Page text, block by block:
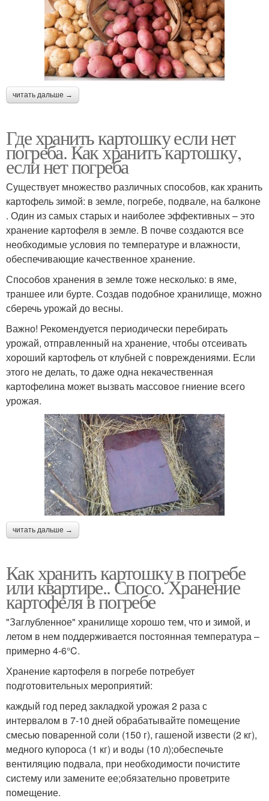
читать дальше →
Где хранить картошку если нет
погреба. Как хранить картошку,
если нет погреба
Существует множество различных способов, как хранить
картофель зимой: в земле, погребе, подвале, на балконе
. Один из самых старых и наиболее эффективных – это
хранение картофеля в земле. В почве создаются все
необходимые условия по температуре и влажности,
обеспечивающие качественное хранение.
Способов хранения в земле тоже несколько: в яме,
траншее или бурте. Создав подобное хранилище, можно
сберечь урожай до весны.
Важно! Рекомендуется периодически перебирать
урожай, отправленный на хранение, чтобы отсеивать
хороший картофель от клубней с повреждениями. Если
этого не делать, то даже одна некачественная
картофелина может вызвать массовое гниение всего
урожая.
читать дальше →
Как хранить картошку в погребе
или квартире.. Спосо. Хранение
картофеля в погребе
"Заглубленное" хранилище хорошо тем, что и зимой, и
летом в нем поддерживается постоянная температура –
примерно 4-6°C.
Хранение картофеля в погребе потребует
подготовительных мероприятий:
каждый год перед закладкой урожая 2 раза с
интервалом в 7-10 дней обрабатывайте помещение
смесью поваренной соли (150 г), гашеной извести (2 кг),
медного купороса (1 кг) и воды (10 л);обеспечьте
вентиляцию подвала, при необходимости почистите
систему или замените ее;обязательно проветрите
помещение.